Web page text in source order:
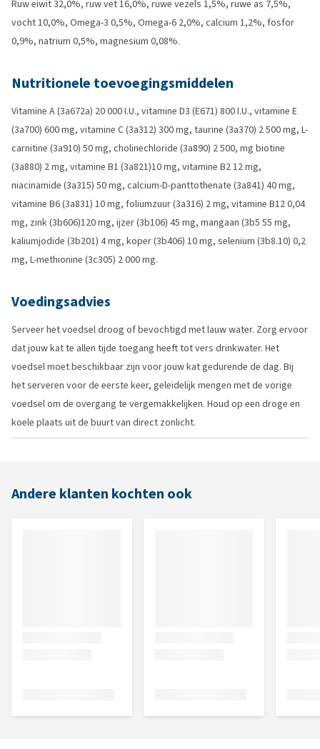
Ruw eiwit 32,0%, ruw vet 16,0%, ruwe vezels 1,5%, ruwe as 7,5%,
vocht 10,0%, Omega-3 0,5%, Omega-6 2,0%, calcium 1,2%, fosfor
0,9%, natrium 0,5%, magnesium 0,08%.
Nutritionele toevoegingsmiddelen
Vitamine A (3a672a) 20 000 I.U., vitamine D3 (E671) 800 I.U., vitamine E
(3a700) 600 mg, vitamine C (3a312) 300 mg, taurine (3a370) 2 500 mg, L-
carnitine (3a910) 50 mg, cholinechloride (3a890) 2 500, mg biotine
(3a880) 2 mg, vitamine B1 (3a821)10 mg, vitamine B2 12 mg,
niacinamide (3a315) 50 mg, calcium-D-panttothenate (3a841) 40 mg,
vitamine B6 (3a831) 10 mg, foliumzuur (3a316) 2 mg, vitamine B12 0,04
mg, zink (3b606)120 mg, ijzer (3b106) 45 mg, mangaan (3b5 55 mg,
kaliumjodide (3b201) 4 mg, koper (3b406) 10 mg, selenium (3b8.10) 0,2
mg, L-methionine (3c305) 2 000 mg.
Voedingsadvies
Serveer het voedsel droog of bevochtigd met lauw water. Zorg ervoor
dat jouw kat te allen tijde toegang heeft tot vers drinkwater. Het
voedsel moet beschikbaar zijn voor jouw kat gedurende de dag. Bij
het serveren voor de eerste keer, geleidelijk mengen met de vorige
voedsel om de overgang te vergemakkelijken. Houd op een droge en
koele plaats uit de buurt van direct zonlicht.
Andere klanten kochten ook